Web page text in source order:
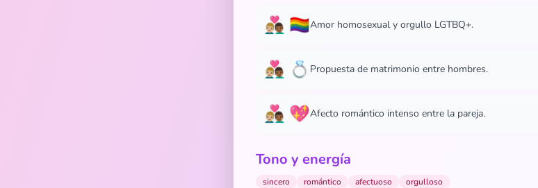
👨🏼‍❤️‍👨🏾 🏳️‍🌈Amor homosexual y orgullo LGTBQ+.
👨🏼‍❤️‍👨🏾 💍 Propuesta de matrimonio entre hombres.
👨🏼‍❤️‍👨🏾 💖Afecto romántico intenso entre la pareja.
Tono y energía
sincero romántico afectuoso orgulloso